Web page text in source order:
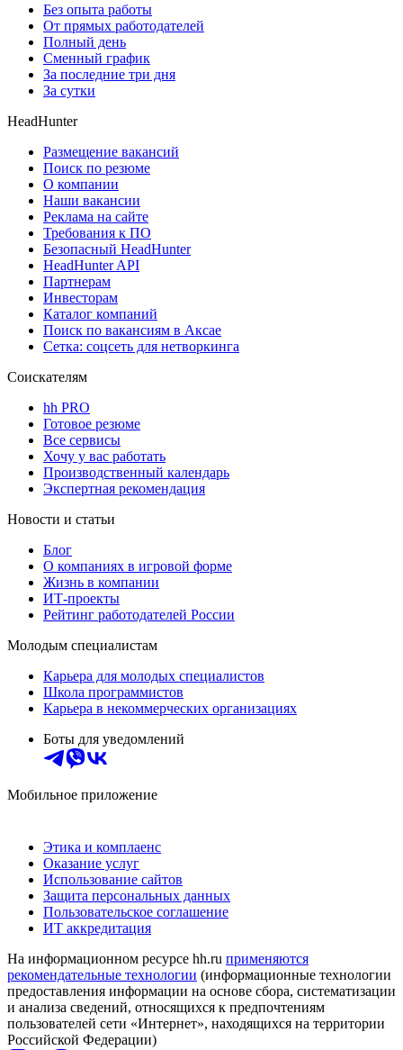
Без опыта работы
От прямых работодателей
Полный день
Сменный график
За последние три дня
За сутки
HeadHunter
Размещение вакансий
Поиск по резюме
О компании
Наши вакансии
Реклама на сайте
Требования к ПО
Безопасный HeadHunter
HeadHunter API
Партнерам
Инвесторам
Каталог компаний
Поиск по вакансиям в Аксае
Сетка: соцсеть для нетворкинга
Соискателям
hh PRO
Готовое резюме
Все сервисы
Хочу у вас работать
Производственный календарь
Экспертная рекомендация
Новости и статьи
Блог
О компаниях в игровой форме
Жизнь в компании
ИТ-проекты
Рейтинг работодателей России
Молодым специалистам
Карьера для молодых специалистов
Школа программистов
Карьера в некоммерческих организациях
Боты для уведомлений
Мобильное приложение
Этика и комплаенс
Оказание услуг
Использование сайтов
Защита персональных данных
Пользовательское соглашение
ИТ аккредитация
На информационном ресурсе hh.ru применяются
рекомендательные технологии (информационные технологии
предоставления информации на основе сбора, систематизации
и анализа сведений, относящихся к предпочтениям
пользователей сети «Интернет», находящихся на территории
Российской Федерации)